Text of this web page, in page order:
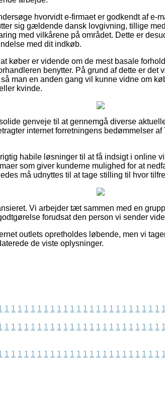
hvorvidt e-firmaet er godkendt af e-
sig gældende dansk lovgivning, tillige
med vilkårene på området. Dette er
med dit indkøb.
køber er vidende om de mest basale
benytter. På grund af dette er det
man en anden gang vil kunne vidne om
kvinde.
genveje til at gennemgå diverse
internet forretningens bedømmelser
habile løsninger til at få indsigt i online
som giver kunderne mulighed for at
må udnyttes til at tage stilling til hvor
Vi arbejder tæt sammen med en
forudsat den person vi sender
outlets opretholdes løbende, men vi
de viste oplysninger.
1 1 1 1 1 1 1 1 1 1 1 1 1 1 1 1 1 1 1 1 1 1 1 1 1
1 1 1 1 1 1 1 1 1 1 1 1 1 1 1 1 1 1 1 1 1 1 1 1 1
1 1 1 1 1 1 1 1 1 1 1 1 1 1 1 1 1 1 1 1 1 1 1 1 1